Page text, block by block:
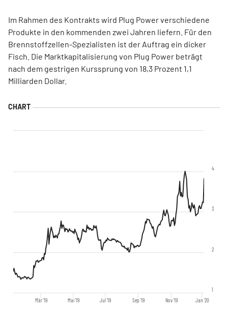
Im Rahmen des Kontrakts wird Plug Power verschiedene
Produkte in den kommenden zwei Jahren liefern. Für den
Brennstoffzellen-Spezialisten ist der Auftrag ein dicker
Fisch. Die Marktkapitalisierung von Plug Power beträgt
nach dem gestrigen Kurssprung von 18,3 Prozent 1,1
Milliarden Dollar.
Mär '19 Mai '19 Jul '19 Sep '19 Nov '19 Jan '20
1
2
3
4